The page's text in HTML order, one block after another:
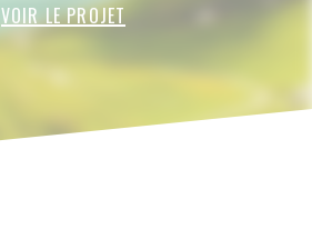
VOIR LE PROJET